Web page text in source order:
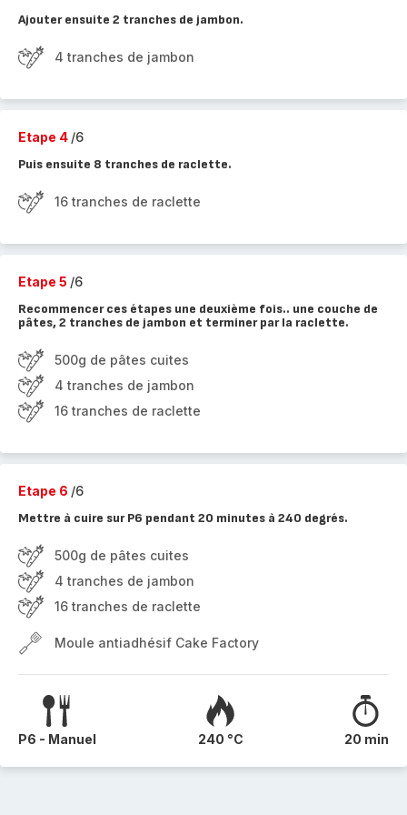
Ajouter ensuite 2 tranches de jambon.
4 tranches de jambon
Etape 4 /6
Puis ensuite 8 tranches de raclette.
16 tranches de raclette
Etape 5 /6
Recommencer ces étapes une deuxième fois.. une couche de
pâtes, 2 tranches de jambon et terminer par la raclette.
500g de pâtes cuites
4 tranches de jambon
16 tranches de raclette
Etape 6 /6
Mettre à cuire sur P6 pendant 20 minutes à 240 degrés.
500g de pâtes cuites
4 tranches de jambon
16 tranches de raclette
Moule antiadhésif Cake Factory
P6 - Manuel 240 °C 20 min